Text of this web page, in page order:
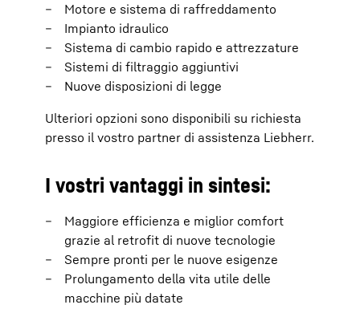
Motore e sistema di raffreddamento
Impianto idraulico
Sistema di cambio rapido e attrezzature
Sistemi di filtraggio aggiuntivi
Nuove disposizioni di legge
Ulteriori opzioni sono disponibili su richiesta
presso il vostro partner di assistenza Liebherr.
I vostri vantaggi in sintesi:
Maggiore efficienza e miglior comfort
grazie al retrofit di nuove tecnologie
Sempre pronti per le nuove esigenze
Prolungamento della vita utile delle
macchine più datate